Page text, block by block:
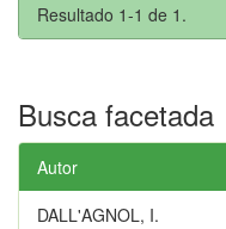
Resultado 1-1 de 1.
Busca facetada
Autor
DALL'AGNOL, I.